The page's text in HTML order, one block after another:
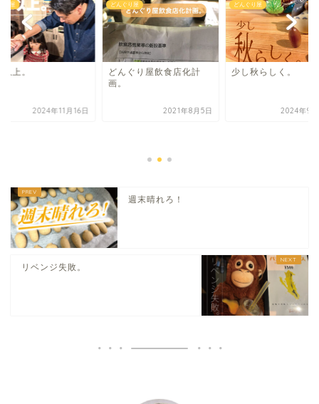
り屋
上。
2024年11月16日
どんぐり屋
どんぐり屋飲食店化計
画。
2021年8月5日
どんぐり屋
少し秋らしく。
2024年9
週末晴れろ！
リベンジ失敗。